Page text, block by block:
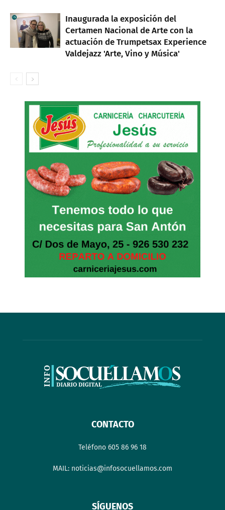
Inaugurada la exposición del
Certamen Nacional de Arte con la
actuación de Trumpetsax Experience
Valdejazz 'Arte, Vino y Música'
CONTACTO
Teléfono 605 86 96 18
MAIL: noticias@infosocuellamos.com
SÍGUENOS